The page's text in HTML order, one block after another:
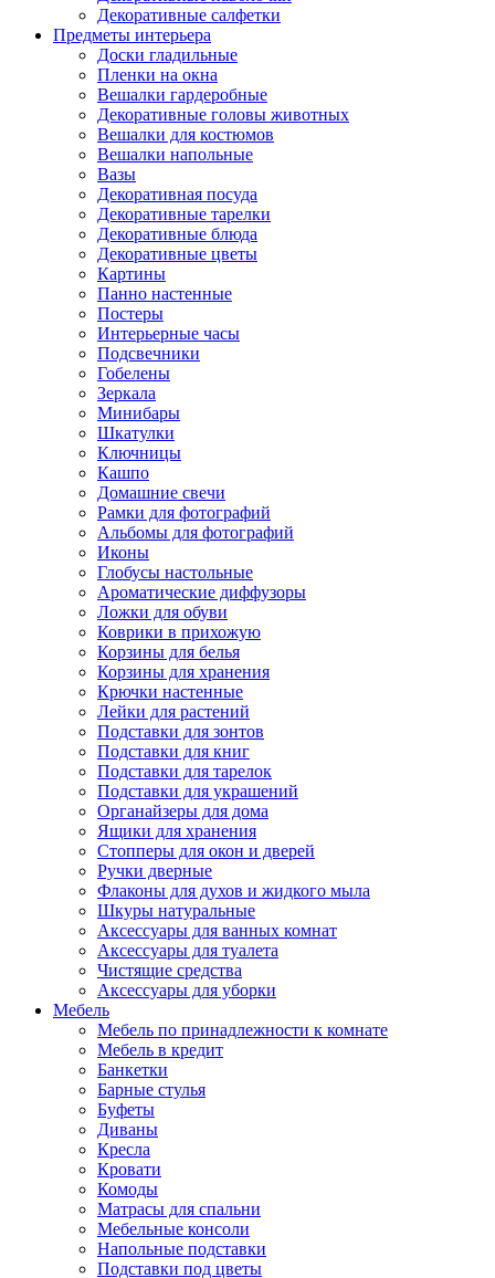
Декоративные салфетки
Предметы интерьера
Доски гладильные
Пленки на окна
Вешалки гардеробные
Декоративные головы животных
Вешалки для костюмов
Вешалки напольные
Вазы
Декоративная посуда
Декоративные тарелки
Декоративные блюда
Декоративные цветы
Картины
Панно настенные
Постеры
Интерьерные часы
Подсвечники
Гобелены
Зеркала
Минибары
Шкатулки
Ключницы
Кашпо
Домашние свечи
Рамки для фотографий
Альбомы для фотографий
Иконы
Глобусы настольные
Ароматические диффузоры
Ложки для обуви
Коврики в прихожую
Корзины для белья
Корзины для хранения
Крючки настенные
Лейки для растений
Подставки для зонтов
Подставки для книг
Подставки для тарелок
Подставки для украшений
Органайзеры для дома
Ящики для хранения
Стопперы для окон и дверей
Ручки дверные
Флаконы для духов и жидкого мыла
Шкуры натуральные
Аксессуары для ванных комнат
Аксессуары для туалета
Чистящие средства
Аксессуары для уборки
Мебель
Мебель по принадлежности к комнате
Мебель в кредит
Банкетки
Барные стулья
Буфеты
Диваны
Кресла
Кровати
Комоды
Матрасы для спальни
Мебельные консоли
Напольные подставки
Подставки под цветы